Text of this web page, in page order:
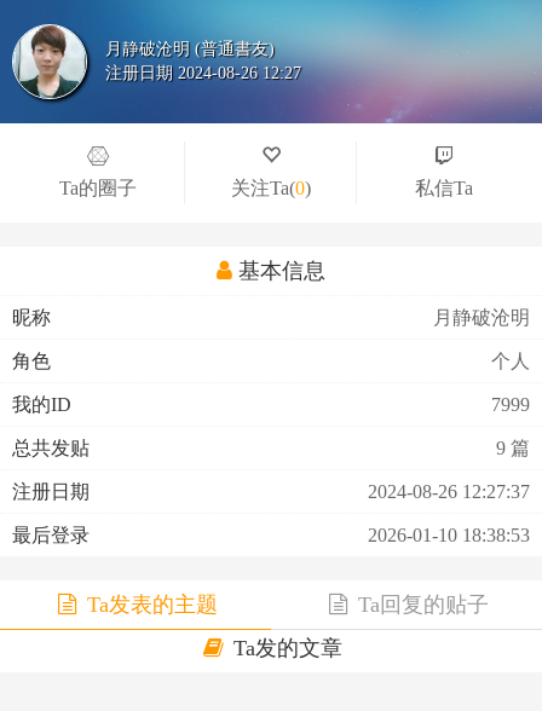
月静破沧明 (普通書友)
注册日期 2024-08-26 12:27
Ta的圈子 关注Ta(0) 私信Ta
基本信息
昵称 月静破沧明
角色 个人
我的ID 7999
总共发贴 9 篇
注册日期 2024-08-26 12:27:37
最后登录 2026-01-10 18:38:53
Ta发表的主题
Ta回复的贴子
Ta发的文章